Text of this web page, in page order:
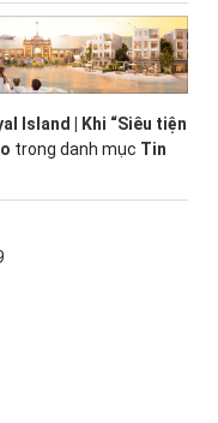
Island | Khi “Siêu tiện
trong danh mục Tin